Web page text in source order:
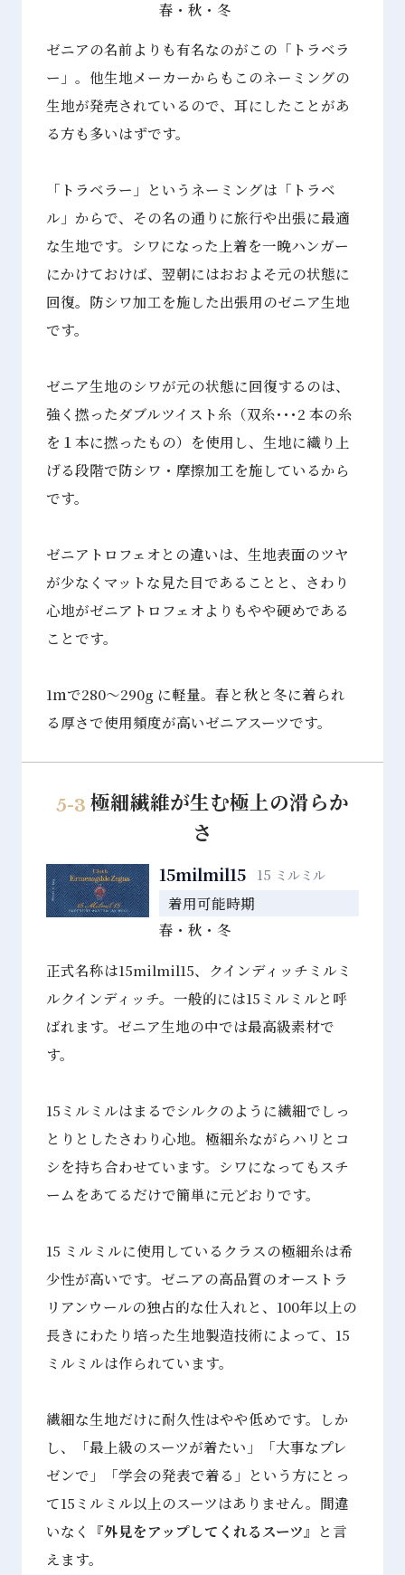
春・秋・冬
ゼニアの名前よりも有名なのがこの「トラベラ
ー」。他生地メーカーからもこのネーミングの
生地が発売されているので、耳にしたことがあ
る方も多いはずです。
「トラベラー」というネーミングは「トラベ
ル」からで、その名の通りに旅行や出張に最適
な生地です。シワになった上着を一晩ハンガー
にかけておけば、翌朝にはおおよそ元の状態に
回復。防シワ加工を施した出張用のゼニア⽣地
です。
ゼニア⽣地のシワが元の状態に回復するのは、
強く撚ったダブルツイスト糸（双糸･･･2 本の糸
を１本に撚ったもの）を使用し、生地に織り上
げる段階で防シワ・摩擦加工を施しているから
です。
ゼニアトロフェオとの違いは、生地表面のツヤ
が少なくマットな見た目であることと、さわり
心地がゼニアトロフェオよりもやや硬めである
ことです。
1ｍで280～290g に軽量。春と秋と冬に着られ
る厚さで使用頻度が高いゼニアスーツです。
5-3 極細繊維が生む極上の滑らか
さ
15milmil15 15 ミルミル
着用可能時期
春・秋・冬
正式名称は15milmil15、クインディッチミルミ
ルクインディッチ。一般的には15ミルミルと呼
ばれます。ゼニア生地の中では最高級素材で
す。
15ミルミルはまるでシルクのように繊細でしっ
とりとしたさわり心地。極細糸ながらハリとコ
シを持ち合わせています。シワになってもスチ
ームをあてるだけで簡単に元どおりです。
15 ミルミルに使用しているクラスの極細糸は希
少性が高いです。ゼニアの高品質のオーストラ
リアンウールの独占的な仕入れと、100年以上の
長きにわたり培った生地製造技術によって、15
ミルミルは作られています。
繊細な生地だけに耐久性はやや低めです。しか
し、「最上級のスーツが着たい」「大事なプレ
ゼンで」「学会の発表で着る」という方にとっ
て15ミルミル以上のスーツはありません。間違
いなく『外見をアップしてくれるスーツ 』と言
えます。